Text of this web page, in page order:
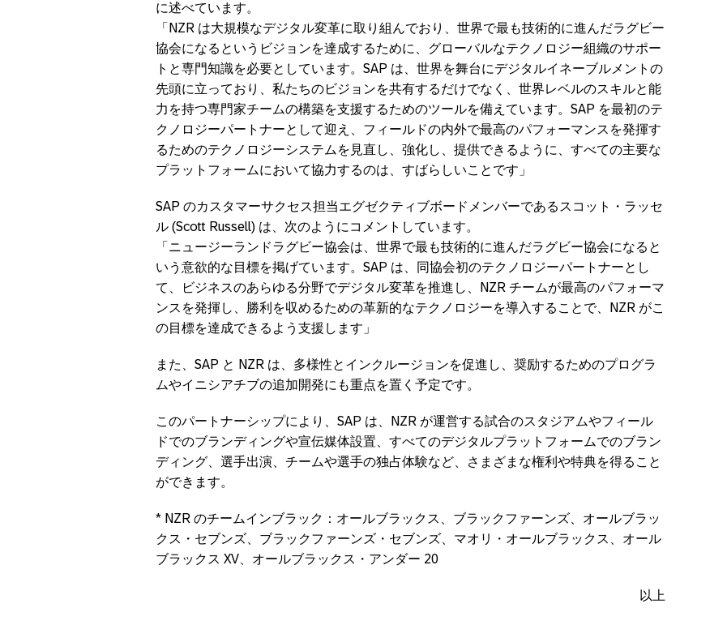
に述べています。
「NZR は大規模なデジタル変革に取り組んでおり、世界で最も技術的に進んだラグビー
協会になるというビジョンを達成するために、グローバルなテクノロジー組織のサポー
トと専門知識を必要としています。SAP は、世界を舞台にデジタルイネーブルメントの
先頭に立っており、私たちのビジョンを共有するだけでなく、世界レベルのスキルと能
力を持つ専門家チームの構築を支援するためのツールを備えています。SAP を最初のテ
クノロジーパートナーとして迎え、フィールドの内外で最高のパフォーマンスを発揮す
るためのテクノロジーシステムを見直し、強化し、提供できるように、すべての主要な
プラットフォームにおいて協力するのは、すばらしいことです」
SAP のカスタマーサクセス担当エグゼクティブボードメンバーであるスコット・ラッセ
ル (Scott Russell) は、次のようにコメントしています。
「ニュージーランドラグビー協会は、世界で最も技術的に進んだラグビー協会になると
いう意欲的な目標を掲げています。SAP は、同協会初のテクノロジーパートナーとし
て、ビジネスのあらゆる分野でデジタル変革を推進し、NZR チームが最高のパフォーマ
ンスを発揮し、勝利を収めるための革新的なテクノロジーを導入することで、NZR がこ
の目標を達成できるよう支援します」
また、SAP と NZR は、多様性とインクルージョンを促進し、奨励するためのプログラ
ムやイニシアチブの追加開発にも重点を置く予定です。
このパートナーシップにより、SAP は、NZR が運営する試合のスタジアムやフィール
ドでのブランディングや宣伝媒体設置、すべてのデジタルプラットフォームでのブラン
ディング、選手出演、チームや選手の独占体験など、さまざまな権利や特典を得ること
ができます。
* NZR のチームインブラック：オールブラックス、ブラックファーンズ、オールブラッ
クス・セブンズ、ブラックファーンズ・セブンズ、マオリ・オールブラックス、オール
ブラックス XV、オールブラックス・アンダー 20
以上